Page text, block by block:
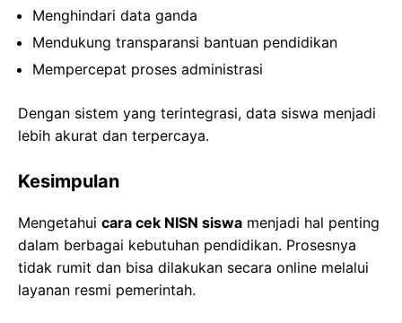
Menghindari data ganda
Mendukung transparansi bantuan pendidikan
Mempercepat proses administrasi
Dengan sistem yang terintegrasi, data siswa menjadi
lebih akurat dan terpercaya.
Kesimpulan
Mengetahui cara cek NISN siswa menjadi hal penting
dalam berbagai kebutuhan pendidikan. Prosesnya
tidak rumit dan bisa dilakukan secara online melalui
layanan resmi pemerintah.